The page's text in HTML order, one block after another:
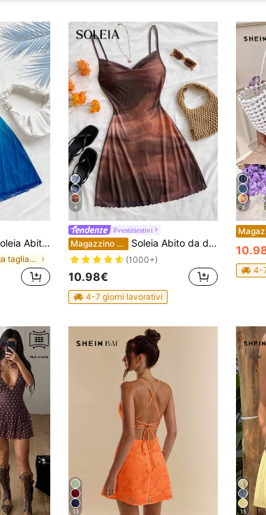
spalline sottili e scollo drappeggiato, sfumatura blu scuro, stile boho chic ombre, abito estivo da vacanza e spiaggia, outfit per feste notturne e festival musicali
in Lattuga tagliata Abiti da donna
4
#vestitiestivi
Magazzino EU Soleia Abito da donna a scollo drappeggiato con colore sfumato, adatto per vacanze estive in spiaggia e uscite in club. Abito sexy da autunnale color caffè.
(1000+)
10.98€
4-7 giorni lavorativi
8
4-
13 15